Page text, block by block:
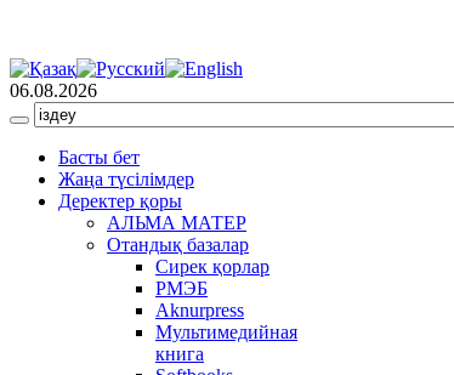
06.08.2026
Басты бет
Жаңа түсілімдер
Деректер қоры
АЛЬМА МАТЕР
Отандық базалар
Сирек қорлар
РМЭБ
Аknurpress
Мультимедийная
книга